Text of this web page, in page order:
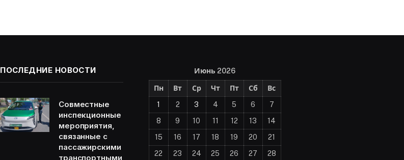
ПОСЛЕДНИЕ НОВОСТИ
Совместные
инспекционные
мероприятия,
связанные с
пассажирскими
транспортными
Июнь 2026
Пн Вт Ср Чт Пт Сб
Вс
1
2 3 4 5 6
7
8
9 10 11 12 13
14
15
16 17 18 19 20
21
22
23 24 25 26 27 28